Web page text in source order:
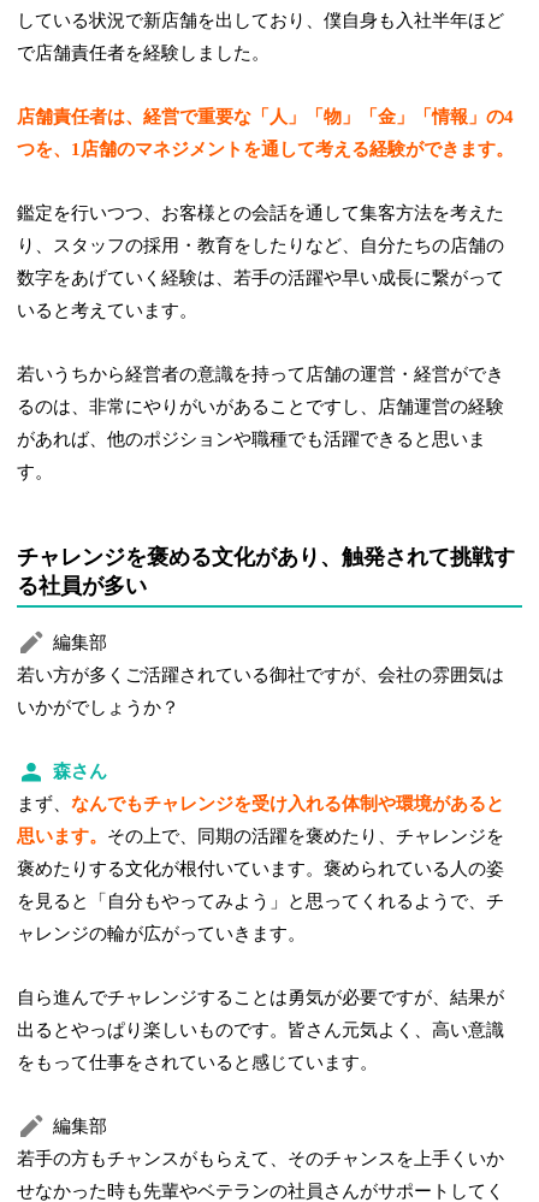
している状況で新店舗を出しており、僕自身も入社半年ほど
で店舗責任者を経験しました。
店舗責任者は、経営で重要な「人」「物」「金」「情報」の4
つを、1店舗のマネジメントを通して考える経験ができます。
鑑定を行いつつ、お客様との会話を通して集客方法を考えた
り、スタッフの採用・教育をしたりなど、自分たちの店舗の
数字をあげていく経験は、若手の活躍や早い成長に繋がって
いると考えています。
若いうちから経営者の意識を持って店舗の運営・経営ができ
るのは、非常にやりがいがあることですし、店舗運営の経験
があれば、他のポジションや職種でも活躍できると思いま
す。
チャレンジを褒める文化があり、触発されて挑戦す
る社員が多い
編集部
若い方が多くご活躍されている御社ですが、会社の雰囲気は
いかがでしょうか？
森さん
まず、なんでもチャレンジを受け入れる体制や環境があると
思います。 その上で、同期の活躍を褒めたり、チャレンジを
褒めたりする文化が根付いています。褒められている人の姿
を見ると「自分もやってみよう」と思ってくれるようで、チ
ャレンジの輪が広がっていきます。
自ら進んでチャレンジすることは勇気が必要ですが、結果が
出るとやっぱり楽しいものです。皆さん元気よく、高い意識
をもって仕事をされていると感じています。
編集部
若手の方もチャンスがもらえて、そのチャンスを上手くいか
せなかった時も先輩やベテランの社員さんがサポートしてく